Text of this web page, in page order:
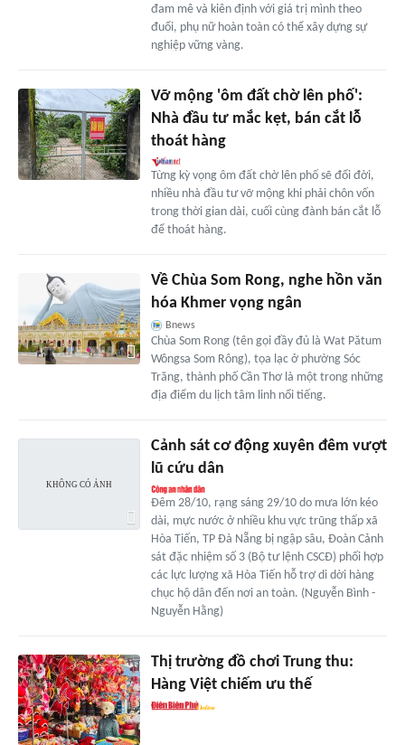
đam mê và kiên định với giá trị mình theo
đuổi, phụ nữ hoàn toàn có thể xây dựng sự
nghiệp vững vàng.
Vỡ mộng 'ôm đất chờ lên phố':
Nhà đầu tư mắc kẹt, bán cắt lỗ
thoát hàng
Từng kỳ vọng ôm đất chờ lên phố sẽ đổi đời,
nhiều nhà đầu tư vỡ mộng khi phải chôn vốn
trong thời gian dài, cuối cùng đành bán cắt lỗ
để thoát hàng.
Về Chùa Som Rong, nghe hồn văn
hóa Khmer vọng ngân
Bnews
Chùa Som Rong (tên gọi đầy đủ là Wat Pătum
Wôngsa Som Rông), tọa lạc ở phường Sóc
Trăng, thành phố Cần Thơ là một trong những
địa điểm du lịch tâm linh nổi tiếng.
Cảnh sát cơ động xuyên đêm vượt
lũ cứu dân
Đêm 28/10, rạng sáng 29/10 do mưa lớn kéo
dài, mực nước ở nhiều khu vực trũng thấp xã
Hòa Tiến, TP Đà Nẵng bị ngập sâu, Đoàn Cảnh
sát đặc nhiệm số 3 (Bộ tư lệnh CSCĐ) phối hợp
các lực lượng xã Hòa Tiến hỗ trợ di dời hàng
chục hộ dân đến nơi an toàn. (Nguyễn Bình -
Nguyễn Hằng)
Thị trường đồ chơi Trung thu:
Hàng Việt chiếm ưu thế